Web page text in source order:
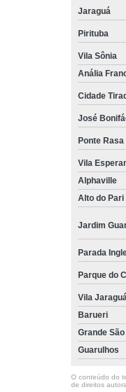
Jaraguá
Pirituba
Vila Sônia
Anália
Cidade
José
Ponte Rasa
Vila
Alphaville
Alto do Pari
Jardim
Parada
Parque do
Vila Jaraguá
Barueri
Grande
Guarulhos
O conteúdo do
de direitos